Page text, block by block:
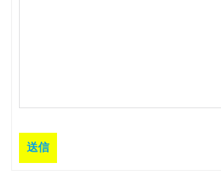
送信